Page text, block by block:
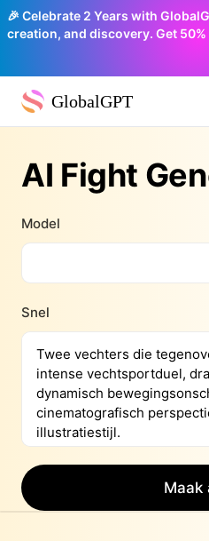
🎉 Celebrate 2 Years with
creation, and discovery. Get 50%
GlobalGPT
AI Fight
Model
Snel
Maak